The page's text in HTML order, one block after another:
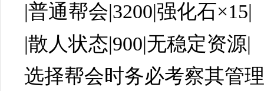
|普通帮会|3200|强化石×15|
|散人状态|900|无稳定资源|
选择帮会时务必考察其管